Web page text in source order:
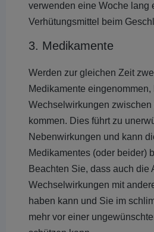
verwenden eine Woche lang
Verhütungsmittel beim
3. Medikamente
Werden zur gleichen Zeit
Medikamente eingenommen,
Wechselwirkungen
kommen. Dies führt zu
Nebenwirkungen und kann
Medikamentes (oder beider)
Beachten Sie, dass auch die
Wechselwirkungen mit
haben kann und Sie im
mehr vor einer